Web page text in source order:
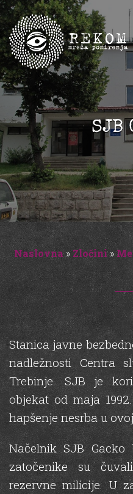
SJB
Naslovna» Zločini»
Stanica javne
nadležnosti Centra
Trebinje. SJB je
objekat od maja
hapšenje nesrba u
Načelnik SJB
zatočenike su
rezervne milicije. U